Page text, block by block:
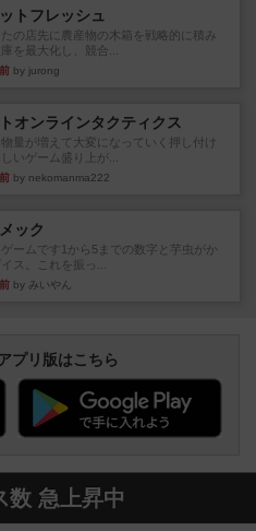
トフレッシュ
たの店先に農産物の木箱を戦略的に積み
庫を最大化し、競合...
by jurong
オンラインタクティクス
量が増えて大変になっていく押し付け
いゲーム盛り上が...
by nekomanma222
ック
ゲームです1から5までの数字と芋虫がか
ス。これを振っ...
by みいやん
プリ版はこちら
数 急上昇中